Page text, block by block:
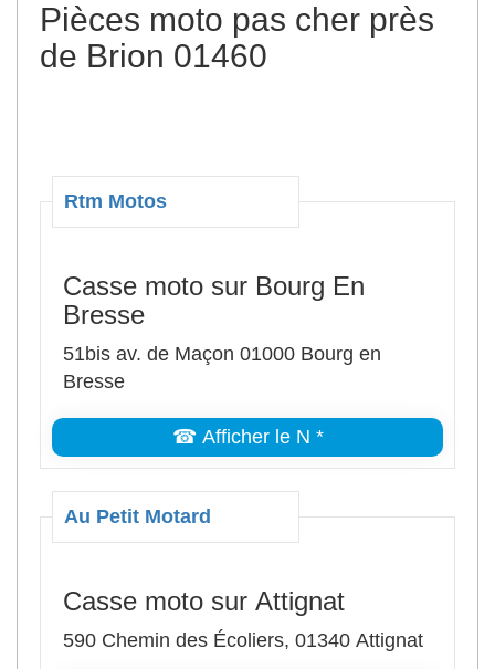
Pièces moto pas cher près
de Brion 01460
Rtm Motos
Casse moto sur Bourg En
Bresse
51bis av. de Maçon 01000 Bourg en
Bresse
☎ Afficher le N *
Au Petit Motard
Casse moto sur Attignat
590 Chemin des Écoliers, 01340 Attignat